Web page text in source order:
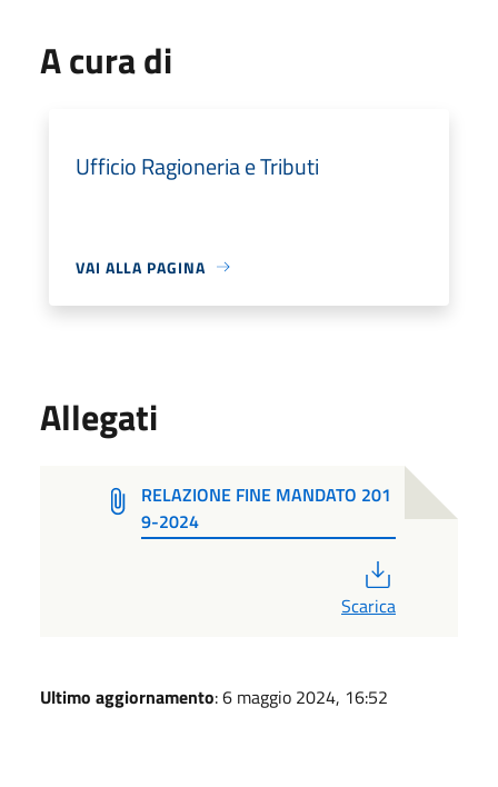
A cura di
Ufficio Ragioneria e Tributi
VAI ALLA PAGINA
Allegati
RELAZIONE FINE MANDATO 201
9-2024
Scarica
Ultimo aggiornamento: 6 maggio 2024, 16:52